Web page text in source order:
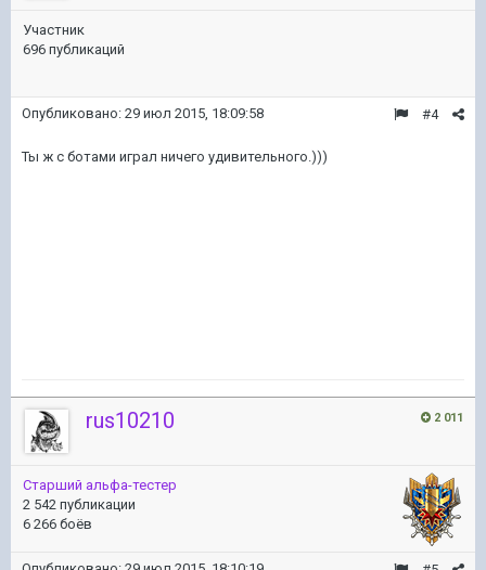
Участник
696 публикаций
#4
Опубликовано: 29 июл 2015, 18:09:58
Ты ж с ботами играл ничего удивительного.)))
2 011
rus10210
Старший альфа-тестер
2 542 публикации
6 266 боёв